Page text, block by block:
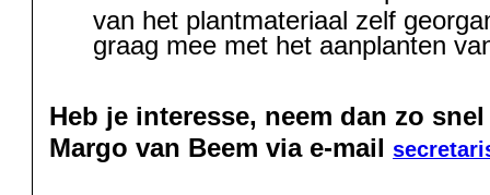
van het plantmateriaal zelf
graag mee met het aanplanten
Heb je interesse, neem dan zo
Margo van Beem via e-mail